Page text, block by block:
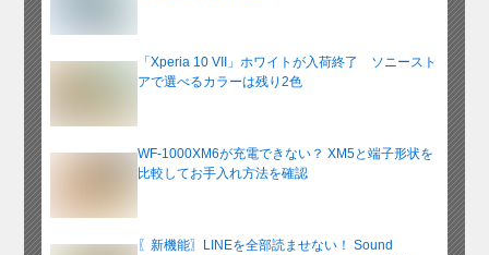
「Xperia 10 VII」ホワイトが入荷終了 ソニースト
アで選べるカラーは残り2色
WF-1000XM6が充電できない？ XM5と端子形状を
比較してお手入れ方法を確認
〖新機能〗LINEを全部読ませない！ Sound